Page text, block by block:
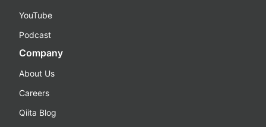
YouTube
Podcast
Company
About Us
Careers
Qiita Blog